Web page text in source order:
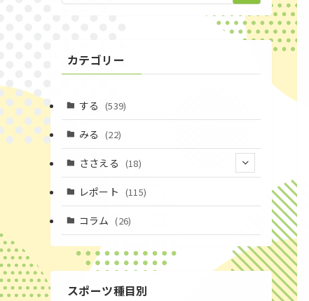
カテゴリー
する (539)
みる (22)
ささえる (18)
(4)
(1)
レポート (115)
コラム (26)
スポーツ種目別